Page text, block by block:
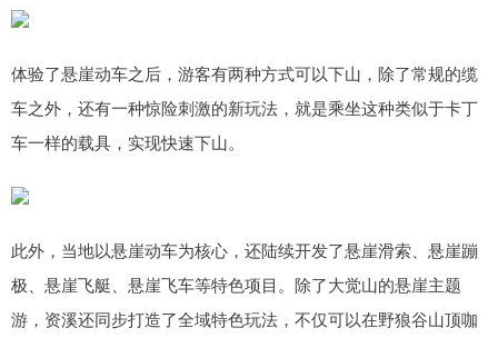
体验了悬崖动车之后，游客有两种方式可以下山，除了常规的缆
车之外，还有一种惊险刺激的新玩法，就是乘坐这种类似于卡丁
车一样的载具，实现快速下山。
此外，当地以悬崖动车为核心，还陆续开发了悬崖滑索、悬崖蹦
极、悬崖飞艇、悬崖飞车等特色项目。除了大觉山的悬崖主题
游，资溪还同步打造了全域特色玩法，不仅可以在野狼谷山顶咖